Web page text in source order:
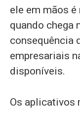
ele em mãos
quando chega
consequência
empresariais
disponíveis.
Os aplicativos